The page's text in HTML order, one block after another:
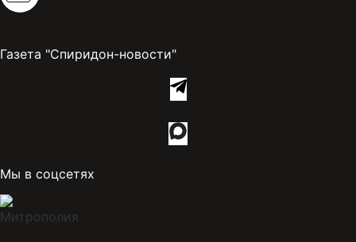
Газета "Спиридон-новости"
Мы в соцсетях